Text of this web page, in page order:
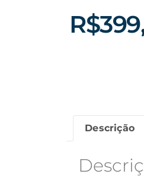
R$
Descrição